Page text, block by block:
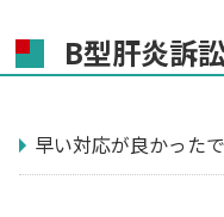
B型肝炎訴
早い対応が良かった